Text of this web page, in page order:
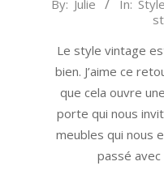
01
By: Julie In:
Le style vintage
bien. J’aime ce
que cela ouvre
porte qui nous
meubles qui nous
passé